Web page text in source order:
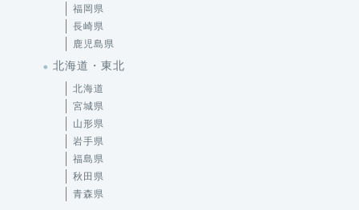
福岡県
長崎県
鹿児島県
北海道・東北
北海道
宮城県
山形県
岩手県
福島県
秋田県
青森県